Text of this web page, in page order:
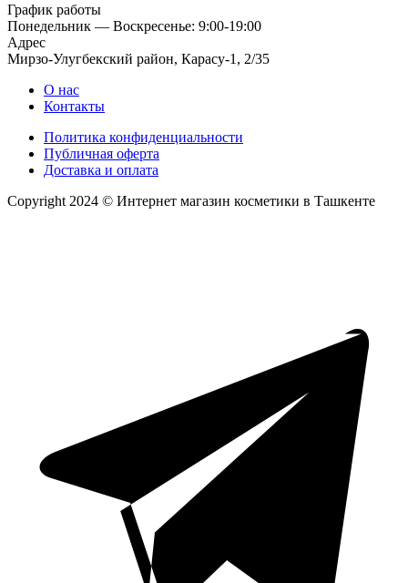
График работы
Понедельник — Воскресенье: 9:00-19:00
Адрес
Мирзо-Улугбекский район, Карасу-1, 2/35
О нас
Контакты
Политика конфиденциальности
Публичная оферта
Доставка и оплата
Copyright 2024 © Интернет магазин косметики в Ташкенте